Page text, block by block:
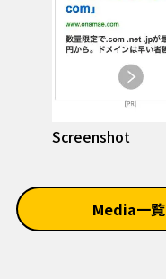
Screenshot
Media一覧